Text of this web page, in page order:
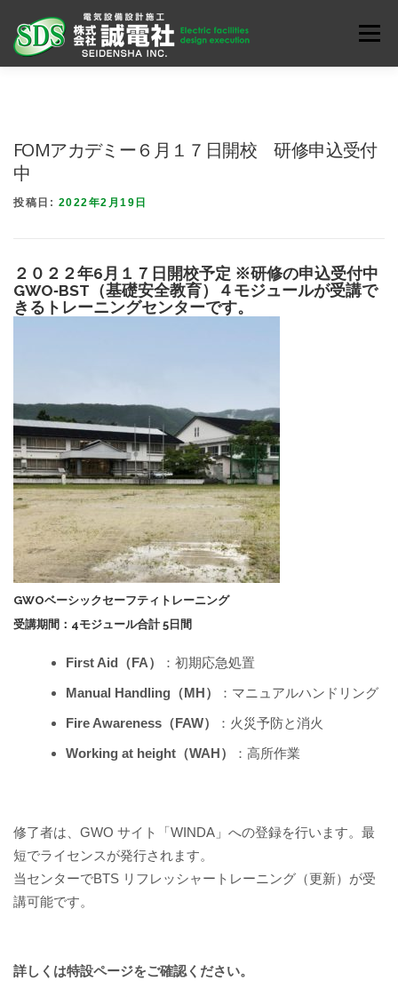
メニュ
FOMアカデミー６月１７日開校 研修申込受付
中
投稿日: 2022年2月19日
２０２２年6月１７日開校予定 ※研修の申込受付中
GWO‐BST（基礎安全教育）４モジュールが受講で
きるトレーニングセンターです。
GWOベーシックセーフティトレーニング
受講期間：4モジュール合計 5日間
First Aid（FA）
：初期応急処置
Manual Handling（MH）
：マニュアルハンドリング
Fire Awareness（FAW）
：火災予防と消火
Working at height（WAH）
：高所作業
修了者は、GWO サイト「WINDA」への登録を行います。最
短でライセンスが発行されます。
当センターでBTS リフレッシャートレーニング（更新）が受
講可能です。
詳しくは特設ページをご確認ください。